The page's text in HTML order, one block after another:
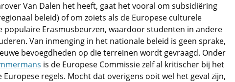
Van Dalen het heeft, gaat het vooral om subsidiëring
beleid) of om zoiets als de Europese culturele
populaire Erasmusbeurzen, waardoor studenten in andere
Van inmenging in het nationale beleid is geen sprake,
bevoegdheden op die terreinen wordt gevraagd. Onder
is de Europese Commissie zelf al kritischer bij het
regels. Mocht dat overigens ooit wel het geval zijn,